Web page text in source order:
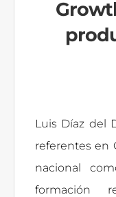
Luis Díaz del
referentes en
nacional
formación